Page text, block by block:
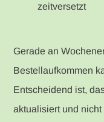
zeitversetzt
Gerade an
Bestellaufkommen
Entscheidend ist,
aktualisiert und